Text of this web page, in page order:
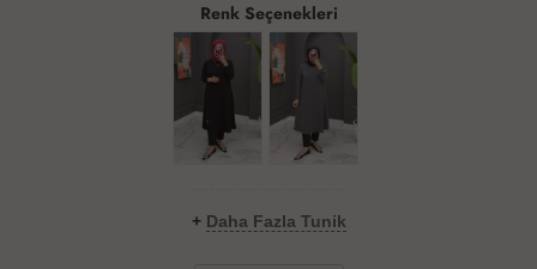
Renk Seçenekleri
+ Daha Fazla Tunik